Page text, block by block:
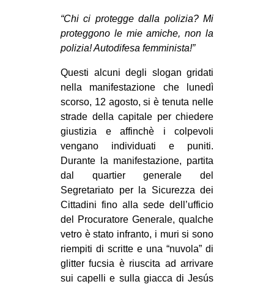
ESTREMO ORIENTE
EUROPA
MONDO
EVENTI
in
Fb
tw
bsky
ms
SEARCH
“Chi ci protegge dalla polizia? Mi
proteggono le mie amiche, non la
polizia! Autodifesa femminista!”
Questi alcuni degli slogan gridati
nella manifestazione che lunedì
scorso, 12 agosto, si è tenuta nelle
strade della capitale per chiedere
giustizia e affinchè i colpevoli
vengano individuati e puniti.
Durante la manifestazione, partita
dal quartier generale del
Segretariato per la Sicurezza dei
Cittadini fino alla sede dell’ufficio
del Procuratore Generale, qualche
vetro è stato infranto, i muri si sono
riempiti di scritte e una “nuvola” di
glitter fucsia è riuscita ad arrivare
sui capelli e sulla giacca di Jesús